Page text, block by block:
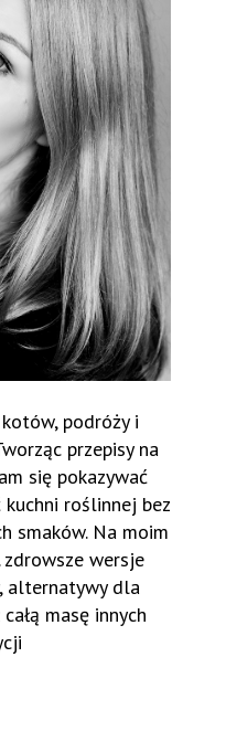
podróży i
przepisy na
się pokazywać
roślinnej bez
smaków. Na moim
zdrowsze wersje
alternatywy dla
masę innych